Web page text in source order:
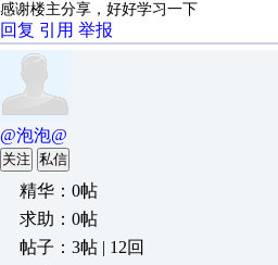
感谢楼主分享，好好学习一下
回复 引用 举报
@泡泡@
关注 私信
精华：0帖
求助：0帖
帖子：3帖 | 12回